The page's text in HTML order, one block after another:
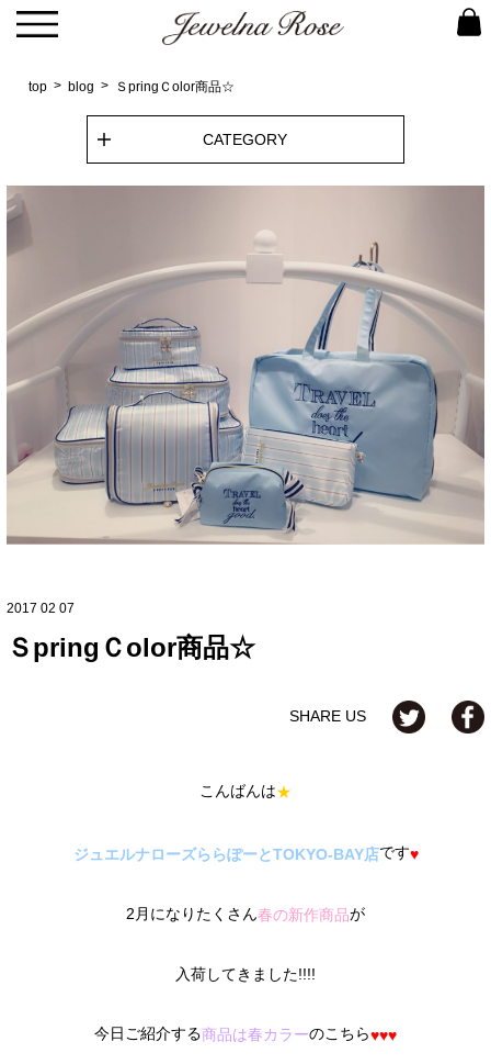
top blog ＳpringＣolor商品☆
CATEGORY
2017 02 07
ＳpringＣolor商品☆
SHARE US
こんばんは★
ジュエルナローズららぽーとTOKYO-BAY店です♥
2月になりたくさん春の新作商品が
入荷してきました!!!!
今日ご紹介する商品は春カラーのこちら♥♥♥